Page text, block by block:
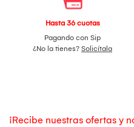
Hasta 36 cuotas
Pagando con Sip
¿No la tienes? Solicítala
¡Recibe nuestras ofertas y